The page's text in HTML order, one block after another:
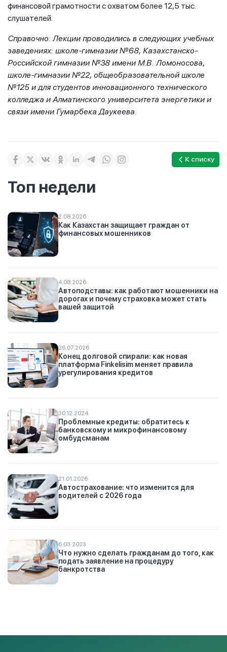
финансовой грамотности с охватом более 12,5 тыс.
слушателей.
Справочно: Лекции проводились в следующих учебных
заведениях: школе-гимназии №68, Казахстанско-
Российской гимназии №38 имени М.В. Ломоносова,
школе-гимназии №22, общеобразовательной школе
№125 и для студентов инновационного технического
колледжа и Алматинского университета энергетики и
связи имени Гумарбека Даукеева.
К списку
Топ недели
2.08.2026
Как Казахстан защищает граждан от
финансовых мошенников
4.08.2026
Автоподставы: как работают мошенники на
дорогах и почему страховка может стать
вашей защитой
26.07.2026
Конец долговой спирали: как новая
платформа Finkelisim меняет правила
урегулирования кредитов
30.12.2024
Проблемные кредиты: обратитесь к
банковскому и микрофинансовому
омбудсманам
21.01.2026
Автострахование: что изменится для
водителей с 2026 года
6.03.2023
Что нужно сделать гражданам до того, как
подать заявление на процедуру
банкротства